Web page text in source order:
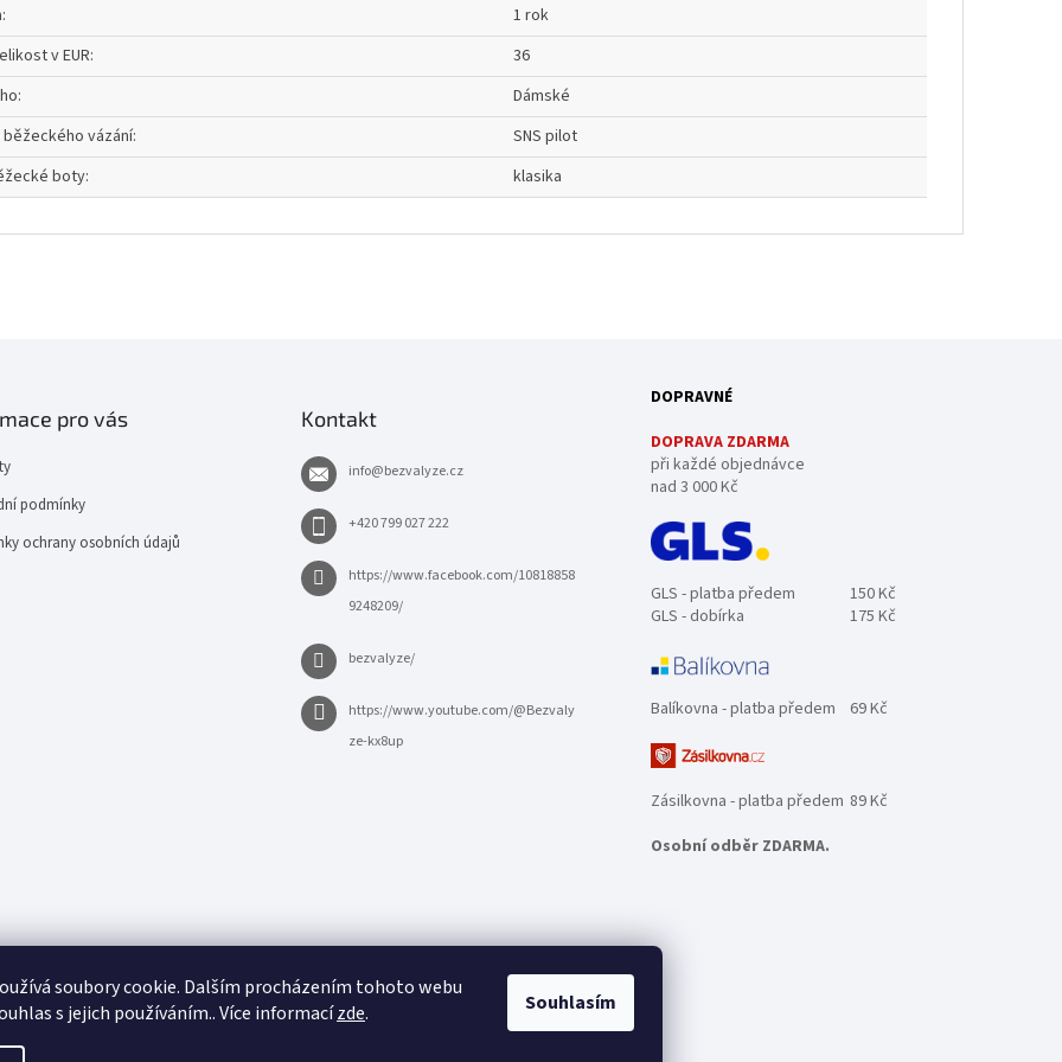
soubory cookie. Dalším procházením tohoto webu
s jejich používáním.. Více informacízde. Souhlasím
:
1 rok
v EUR:
36
:
Dámské
běžeckého vázání:
SNS pilot
boty: klasika
pro vás
podmínky
ochrany osobních údajů
Kontakt
info@bezvalyze.cz
+420 799 027 222
https://www.facebook.com/10818858
9248209/
bezvalyze/
https://www.youtube.com/@Bezvaly
ze-kx8up
DOPRAVNÉ
DOPRAVA ZDARMA
při každé objednávce
nad 3 000 Kč
GLS - platba předem
150 Kč
GLS - dobírka
175 Kč
Balíkovna - platba předem 69 Kč
Zásilkovna - platba předem 89 Kč
Osobní odběr ZDARMA.